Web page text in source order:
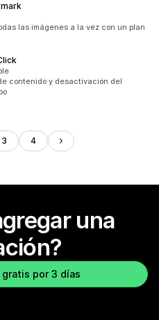
las imágenes a la vez con un plan
contenido y desactivación del
3 4
una
por 3 días